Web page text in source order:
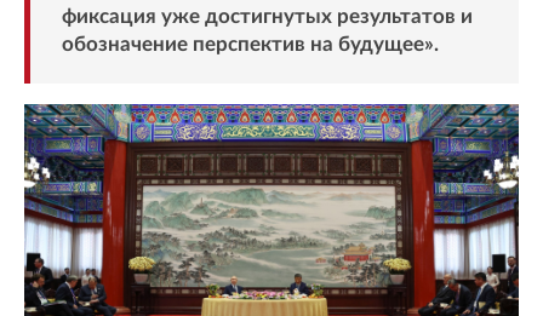
фиксация уже достигнутых результатов и
обозначение перспектив на будущее».